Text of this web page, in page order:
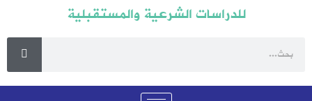
للدراسات الشرعية والمستقبلية